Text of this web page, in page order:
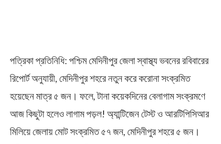
পত্রিকা প্রতিনিধি: পশ্চিম মেদিনীপুর জেলা স্বাস্থ্য ভবনের রবিবারের
রিপোর্ট অনুযায়ী, মেদিনীপুর শহরে নতুন করে করোনা সংক্রমিত
হয়েছেন মাত্র ৫ জন। ফলে, টানা কয়েকদিনের বেলাগাম সংক্রমণে
আজ কিছুটা হলেও লাগাম পড়ল! অ্যান্টিজেন টেস্ট ও আরটিপিসিআর
মিলিয়ে জেলায় মোট সংক্রমিত ৫৭ জন, মেদিনীপুর শহরে ৫ জন।